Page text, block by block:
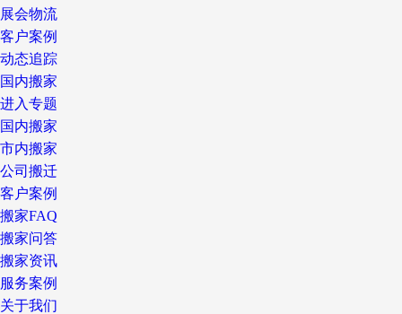
展会物流
客户案例
动态追踪
国内搬家
进入专题
国内搬家
市内搬家
公司搬迁
客户案例
搬家FAQ
搬家问答
搬家资讯
服务案例
关于我们